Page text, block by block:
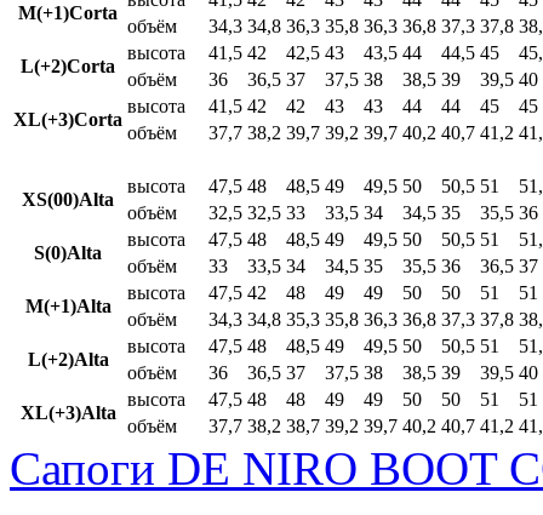
M(+1)Corta
объём
34,3 34,8 36,3 35,8 36,3 36,8 37,3 37,8
L(+2)Corta
высота 41,5 42 42,5 43 43,5 44 44,5 45
объём
36 36,5 37 37,5 38 38,5 39 39,5 40
XL(+3)Corta
высота 41,5 42 42 43 43 44 44 45
45
объём
37,7 38,2 39,7 39,2 39,7 40,2 40,7 41,2
XS(00)Alta
высота 47,5 48 48,5 49 49,5 50 50,5 51
объём
32,5 32,5 33 33,5 34 34,5 35 35,5 36
S(0)Alta
высота 47,5 48 48,5 49 49,5 50 50,5 51
объём
33 33,5 34 34,5 35 35,5 36 36,5 37
M(+1)Alta
высота 47,5 42 48 49 49 50 50 51
51
объём
34,3 34,8 35,3 35,8 36,3 36,8 37,3 37,8
L(+2)Alta
высота 47,5 48 48,5 49 49,5 50 50,5 51
объём
36 36,5 37 37,5 38 38,5 39 39,5 40
XL(+3)Alta
высота 47,5 48 48 49 49 50 50 51
51
объём
37,7 38,2 38,7 39,2 39,7 40,2 40,7 41,2
Сапоги DE NIRO BOOT